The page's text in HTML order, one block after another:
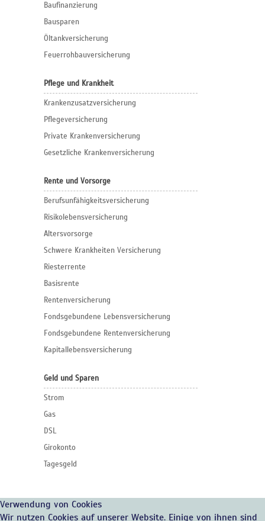
Baufinanzierung
Bausparen
Öltankversicherung
Feuerrohbauversicherung
Pflege und Krankheit
Krankenzusatzversicherung
Pflegeversicherung
Private Krankenversicherung
Gesetzliche Krankenversicherung
Rente und Vorsorge
Berufs­unfähigkeitsversicherung
Risikolebensversicherung
Altersvorsorge
Schwere Krankheiten Versicherung
Riesterrente
Basisrente
Rentenversicherung
Fondsgebundene Lebensversicherung
Fondsgebundene Rentenversicherung
Kapitallebensversicherung
Geld und Sparen
Strom
Gas
DSL
Girokonto
Tagesgeld
Verwendung von Cookies
Wir nutzen Cookies auf unserer Website. Einige von ihnen sind